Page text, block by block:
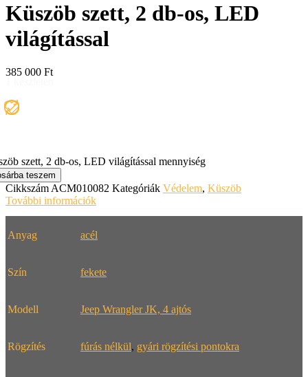
Küszöb szett, 2 db-os, LED
világítással
385 000 Ft
szett, 2 db-os, LED világítással mennyiség
teszem
CikkszámACM010082 Kategóriák Védelem, Küszöb
További információk
Anyag acél
Szín fekete
Modell Jeep Wrangler JK, 4 ajtós
Rögzítés fúrás nélkül, gyári rögzítési pontokra